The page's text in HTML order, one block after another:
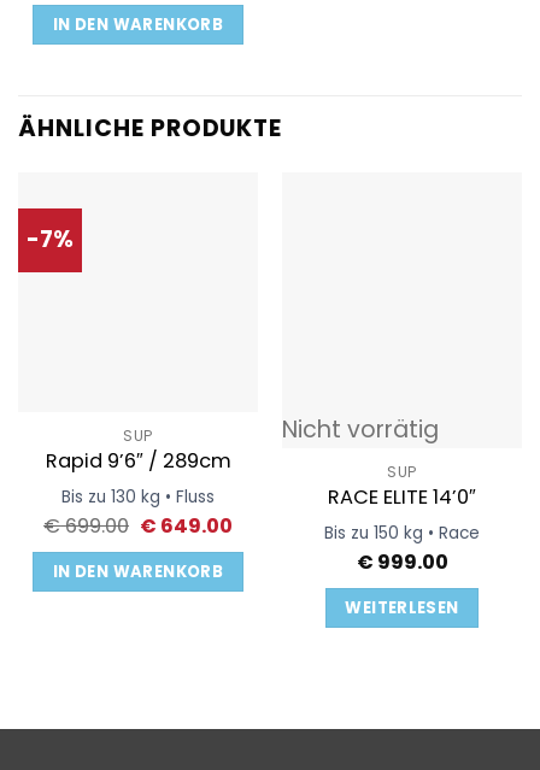
war:
€ 325.00
IN DEN WARENKORB
ÄHNLICHE PRODUKTE
-7%
SUP
Rapid 9’6″ / 289cm
Bis zu 130 kg • Fluss
€699.00 Ursprünglicher
war:
€ 699.00
€ 649.00Aktueller
IN DEN WARENKORB
Nicht vorrätig
SUP
RACE ELITE 14’0″
Bis zu 150 kg • Race
€ 999.00
WEITERLESEN